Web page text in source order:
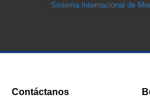
Sistema Internacional de
Contáctanos